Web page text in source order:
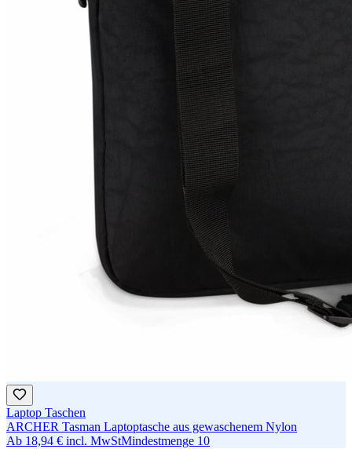
Laptop Taschen
ARCHER Tasman Laptoptasche aus gewaschenem Nylon
Ab 18,94 € incl. MwStMindestmenge 10